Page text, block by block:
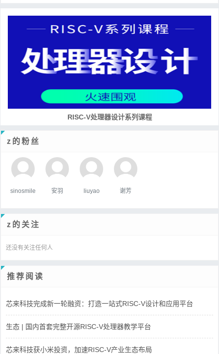
RISC-V处理器设计系列课程
z的粉丝
sinosmile 安羽 liuyao 谢芳
z的关注
还没有关注任何人
推荐阅读
芯来科技完成新一轮融资：打造一站式RISC-V设计和应用平台
生态 | 国内首套完整开源RISC-V处理器教学平台
芯来科技获小米投资，加速RISC-V产业生态布局